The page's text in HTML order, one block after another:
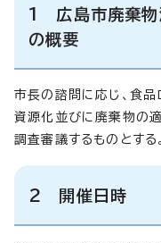
1 広島市廃棄物
の概要
市長の諮問に応じ、食
資源化並びに廃棄物の
調査審議するものとする。
2 開催日時